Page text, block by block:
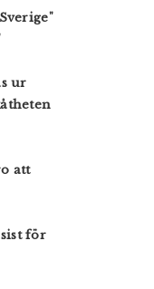
ur
att
för